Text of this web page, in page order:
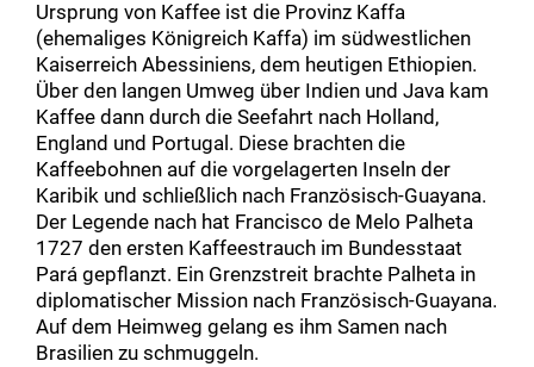
Ursprung von Kaffee ist die Provinz Kaffa
(ehemaliges Königreich Kaffa) im südwestlichen
Kaiserreich Abessiniens, dem heutigen Ethiopien.
Über den langen Umweg über Indien und Java kam
Kaffee dann durch die Seefahrt nach Holland,
England und Portugal. Diese brachten die
Kaffeebohnen auf die vorgelagerten Inseln der
Karibik und schließlich nach Französisch-Guayana.
Der Legende nach hat Francisco de Melo Palheta
1727 den ersten Kaffeestrauch im Bundesstaat
Pará gepflanzt. Ein Grenzstreit brachte Palheta in
diplomatischer Mission nach Französisch-Guayana.
Auf dem Heimweg gelang es ihm Samen nach
Brasilien zu schmuggeln.